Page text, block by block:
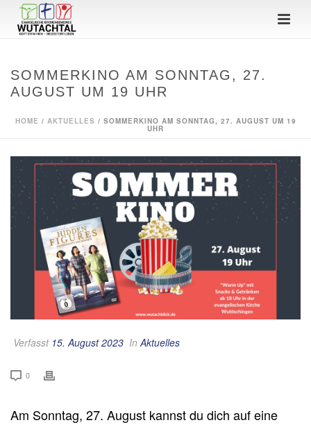
SOMMERKINO AM SONNTAG, 27.
AUGUST UM 19 UHR
HOME / AKTUELLES / SOMMERKINO AM SONNTAG, 27. AUGUST UM 19
UHR
Verfasst 15. August 2023 InAktuelles
0
Am Sonntag, 27. August kannst du dich auf eine